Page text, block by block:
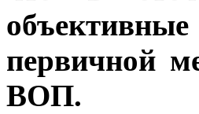
первичной
ВОП.